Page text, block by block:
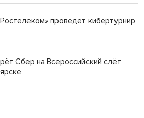
проведет кибертурнир
Сбер на Всероссийский слёт